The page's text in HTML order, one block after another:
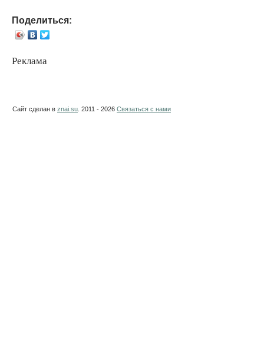
Поделиться:
Реклама
Сайт сделан в znai.su . 2011 - 2026 Связаться с нами